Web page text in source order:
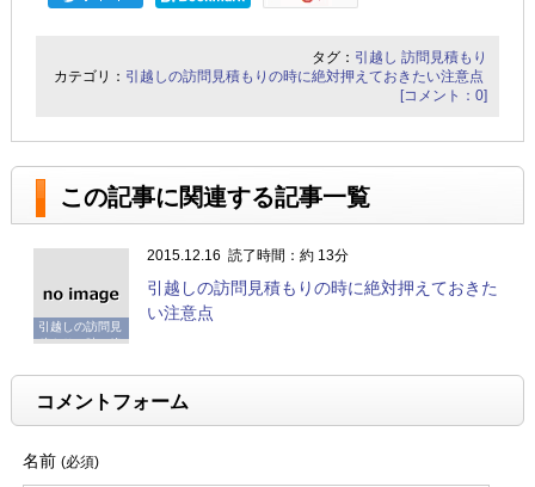
タグ： 引越し 訪問見積もり
カテゴリ： 引越しの訪問見積もりの時に絶対押えておきたい注意点
[コメント：0]
この記事に関連する記事一覧
引越しの訪問見
積もりの時に絶
い注意点
2015.12.16 読了時間：約 13分
引越しの訪問見積もりの時に絶対押えておきた
い注意点
コメントフォーム
名前 (必須)